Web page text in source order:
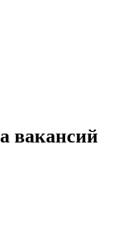
вакансий